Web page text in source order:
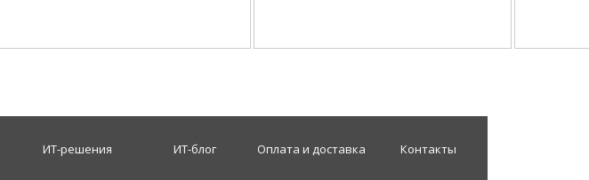
ИТ-решения ИТ-блог Оплата и доставка Контакты